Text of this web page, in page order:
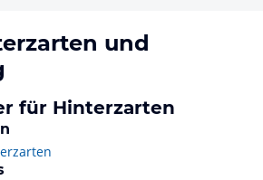
und
für Hinterzarten